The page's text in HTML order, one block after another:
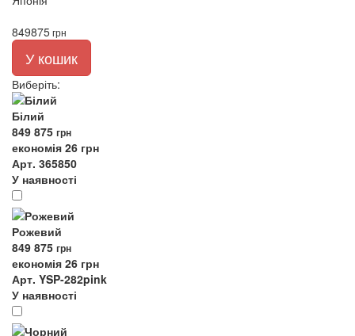
849875грн
У кошик
Виберіть:
Білий
849 875 грн
економія 26 грн
Арт. 365850
У наявності
Рожевий
849 875 грн
економія 26 грн
Арт. YSP-282pink
У наявності